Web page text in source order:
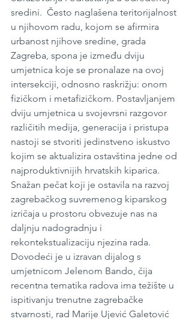
sredini.  Često naglašena teritorijalnost
u njihovom radu, kojom se afirmira
urbanost njihove sredine, grada
Zagreba, spona je između dviju
umjetnica koje se pronalaze na ovoj
intersekciji, odnosno raskrižju: onom
fizičkom i metafizičkom. Postavljanjem
dviju umjetnica u svojevrsni razgovor
različitih medija, generacija i pristupa
nastoji se stvoriti jedinstveno iskustvo
kojim se aktualizira ostavština jedne od
najproduktivnijih hrvatskih kiparica.
Snažan pečat koji je ostavila na razvoj
zagrebačkog suvremenog kiparskog
izričaja u prostoru obvezuje nas na
daljnju nadogradnju i
rekontekstualizaciju njezina rada.
Dovodeći je u izravan dijalog s
umjetnicom Jelenom Bando, čija
recentna tematika radova ima težište u
ispitivanju trenutne zagrebačke
stvarnosti, rad Marije Ujević Galetović